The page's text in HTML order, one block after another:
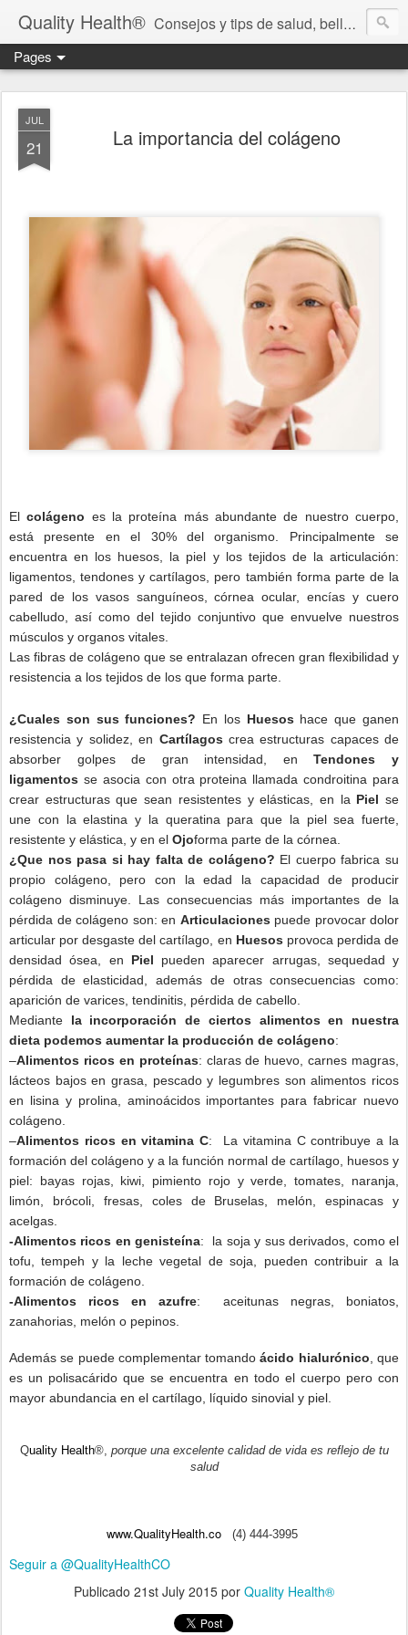
Quality Health® Consejos y tips de salud, belleza y cuidado personal.
Pages
JUL
21 La importancia del colágeno
El colágeno es la proteína más abundante de nuestro cuerpo,
está presente en el 30% del organismo. Principalmente se
encuentra en los huesos, la piel y los tejidos de la articulación:
ligamentos, tendones y cartílagos, pero también forma parte de la
pared de los vasos sanguíneos, córnea ocular, encías y cuero
cabelludo, así como del tejido conjuntivo que envuelve nuestros
músculos y organos vitales.
Las fibras de colágeno que se entralazan ofrecen gran flexibilidad y
resistencia a los tejidos de los que forma parte.
¿Cuales son sus funciones? En losHuesos hace que ganen
resistencia y solidez, en Cartílagos crea estructuras capaces de
absorber golpes de gran intensidad, en
Tendones y
ligamentos se asocia con otra proteina llamada condroitina para
crear estructuras que sean resistentes y elásticas, en la Piel se
une con la elastina y la queratina para que la piel sea fuerte,
resistente y elástica, y en el Ojoforma parte de la córnea.
¿Que nos pasa si hay falta de colágeno? El cuerpo fabrica su
propio colágeno, pero con la edad la capacidad de producir
colágeno disminuye. Las consecuencias más importantes de la
pérdida de colágeno son: en Articulaciones puede provocar dolor
articular por desgaste del cartílago, en Huesos provoca perdida de
densidad ósea, en
Piel
pueden aparecer arrugas, sequedad y
pérdida de elasticidad, además de otras consecuencias como:
aparición de varices, tendinitis, pérdida de cabello.
Mediante
la incorporación de ciertos alimentos en nuestra
dieta podemos aumentar la producción de colágeno:
–Alimentos ricos en proteínas: claras de huevo, carnes magras,
lácteos bajos en grasa, pescado y legumbres son alimentos ricos
en lisina y prolina, aminoácidos importantes para fabricar nuevo
colágeno.
–Alimentos ricos en vitamina C: La vitamina C contribuye a la
formación del colágeno y a la función normal de cartílago, huesos y
piel: bayas rojas, kiwi, pimiento rojo y verde, tomates, naranja,
limón, brócoli, fresas, coles de Bruselas, melón, espinacas y
acelgas.
-Alimentos ricos en genisteína: la soja y sus derivados, como el
tofu, tempeh y la leche vegetal de soja, pueden contribuir a la
formación de colágeno.
-Alimentos ricos en azufre: aceitunas negras, boniatos,
zanahorias, melón o pepinos.
Además se puede complementar tomando ácido hialurónico, que
es un polisacárido que se encuentra en todo el cuerpo pero con
mayor abundancia en el cartílago, líquido sinovial y piel.
Quality Health®, porque una excelente calidad de vida es reflejo de tu
salud
www.QualityHealth.co (4) 444-3995
Seguir a @QualityHealthCO
Publicado 21st July 2015 por Quality Health®